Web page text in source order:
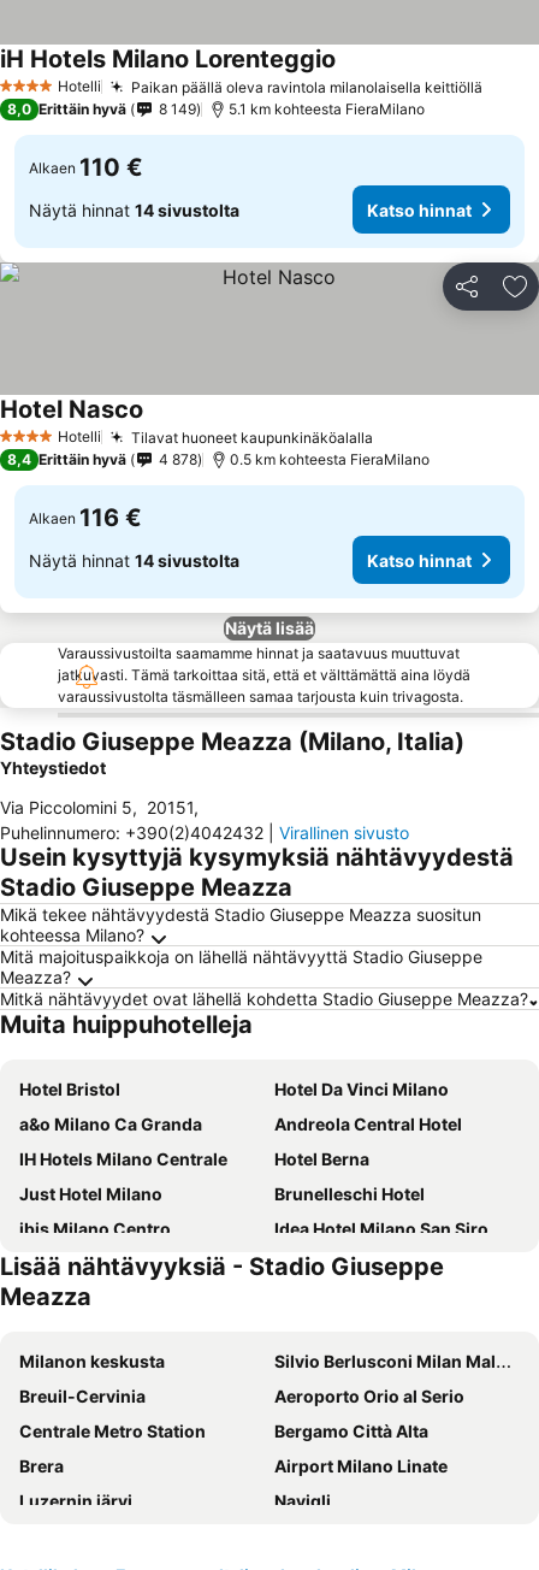
4 Tähtiluokitus
Hotelli Paikan päällä oleva ravintola milanolaisella keittiöllä
iH Hotels Milano Lorenteggio
8,0 Erittäin hyvä 8 149 5.1 km kohteesta FieraMilano
Alkaen 110 €
Näytä hinnat 14 sivustolta Katso hinnat
Jaa
4 Tähtiluokitus
Hotelli Tilavat huoneet kaupunkinäköalalla
Hotel Nasco
8,4 Erittäin hyvä 4 878 0.5 km kohteesta FieraMilano
Alkaen 116 €
Näytä hinnat 14 sivustolta Katso hinnat
Näytä lisää
Varaussivustoilta saamamme hinnat ja saatavuus muuttuvat
jatkuvasti. Tämä tarkoittaa sitä, että et välttämättä aina löydä
varaussivustolta täsmälleen samaa tarjousta kuin trivagosta.
Stadio Giuseppe Meazza (Milano, Italia)
Yhteystiedot
Via Piccolomini 5, 20151,
Puhelinnumero: +390(2)4042432 Virallinen sivusto
Usein kysyttyjä kysymyksiä nähtävyydestä
Stadio Giuseppe Meazza
Mikä tekee nähtävyydestä Stadio Giuseppe Meazza suositun
kohteessa Milano?
Mitä majoituspaikkoja on lähellä nähtävyyttä Stadio Giuseppe
Meazza?
Mitkä nähtävyydet ovat lähellä kohdetta Stadio Giuseppe Meazza?
Muita huippuhotelleja
Hotel Bristol
Hotel Da Vinci Milano
a&o Milano Ca Granda
Andreola Central Hotel
IH Hotels Milano Centrale
Hotel Berna
Just Hotel Milano
Brunelleschi Hotel
ibis Milano Centro
Idea Hotel Milano San Siro
Hotel Metropoli
B&B Hotel Milano Central Station
J24 Hotel Milano
Best Western Hotel Madison
Quark Hotel Milano
B&B HOTEL Milano Ornato
Golden Milano Hotel
Hotel Stradivari
Hotel Dei Cavalieri Milano Duomo
Doria Grand Hotel
Spice Milano
UNA Hotels Galles Milano
TownHouse 33
Lisää nähtävyyksiä - Stadio Giuseppe
Meazza
Milanon keskusta
Silvio Berlusconi Milan Malpensa Airport
Breuil-Cervinia
Aeroporto Orio al Serio
Centrale Metro Station
Bergamo Città Alta
Brera
Airport Milano Linate
Luzernin järvi
Navigli